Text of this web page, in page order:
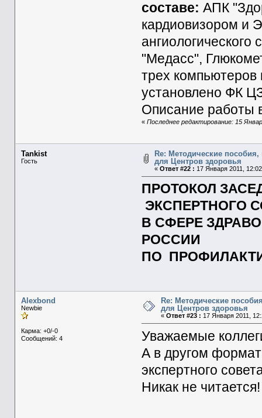
составе:АПК
кардиовизором и
"Медасс",
трех компьютеров
установлено ФК
Описание работы
«Последнее редактирование: 15
Tankist
Гость
Re: Методические пособия,
для Центров здоровья
« Ответ #22 : 17 Января 2011,
ПРОТОКОЛ
ЭКСПЕРТНОГО
В СФЕРЕ
РОССИИ
ПО
Alexbond
Newbie
Карма: +0/-0
Сообщений: 4
Re: Методические
для Центров здоровья
« Ответ #23 : 17 Января 2011,
Уважаемые
А в другом
экспертного
Никак не читается!